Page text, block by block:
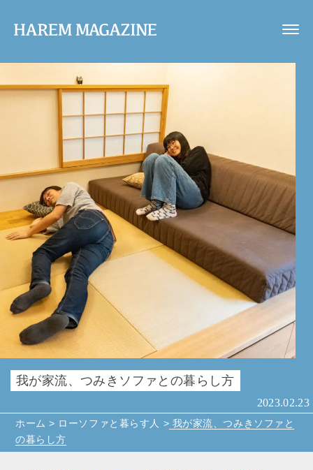
我が家流、つみきソファとの暮らし方
2023.02.23
ホーム > ローソファと暮らす人 > 我が家流、つみきソファと
の暮らし方